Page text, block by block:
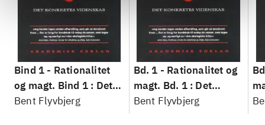
Bind 1 - Rationalitet
og magt. Bind 1 : Det
konkretes videnskab
Bent Flyvbjerg
Bd. 1 - Rationalitet og
magt. Bd. 1 : Det
konkretes videnskab
Bent Flyvbjerg